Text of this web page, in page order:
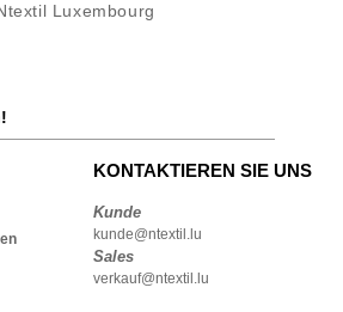
Luxembourg
KONTAKTIEREN SIE UNS
Kunde
kunde@ntextil.lu
Sales
verkauf@ntextil.lu